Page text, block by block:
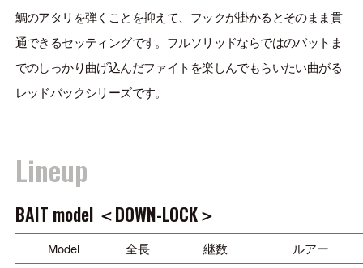
鯛のアタリを弾くことを抑えて、フックが掛かるとそのまま貫
通できるセッティングです。フルソリッドならではのバットま
でのしっかり曲げ込んだファイトを楽しんでもらいたい曲がる
レッドバックシリーズです。
Lineup
BAIT model ＜DOWN-LOCK＞
Model 全長 継数 ルアー